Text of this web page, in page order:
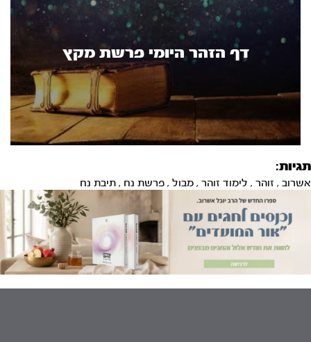
דף הזהר היומי פרשת מקץ
תגיות:
אשרוב , זוהר , לימוד זוהר , מבול , פרשת נח , תיבת נח